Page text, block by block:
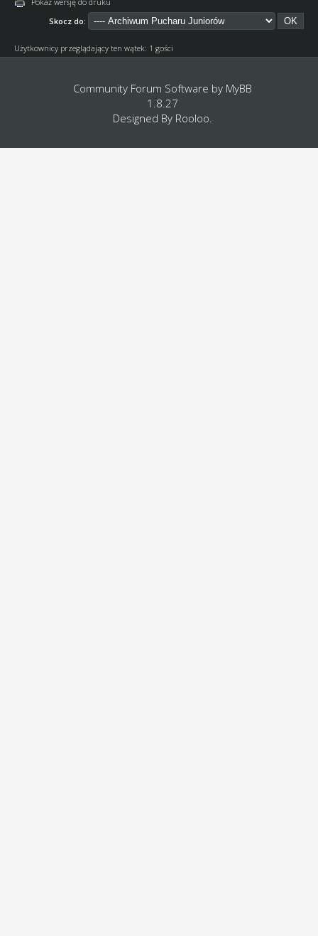
Skocz do:
Użytkownicy przeglądający ten wątek: 1 gości
Community Forum Software by MyBB
1.8.27
Designed By Rooloo